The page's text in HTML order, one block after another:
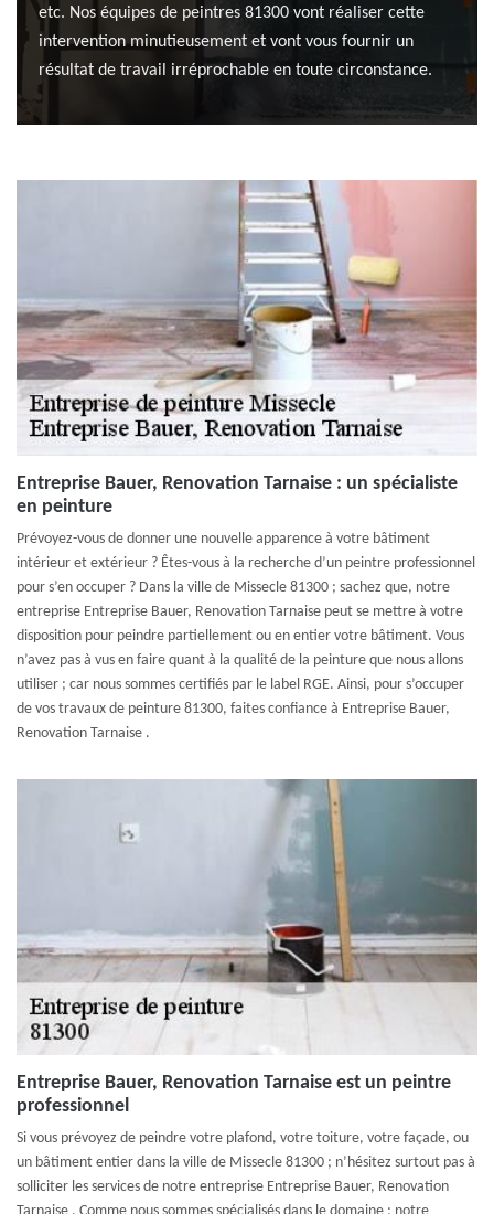
etc. Nos équipes de peintres 81300 vont réaliser cette
intervention minutieusement et vont vous fournir un
résultat de travail irréprochable en toute circonstance.
Entreprise Bauer, Renovation Tarnaise : un spécialiste
en peinture
Prévoyez-vous de donner une nouvelle apparence à votre bâtiment
intérieur et extérieur ? Êtes-vous à la recherche d’un peintre professionnel
pour s’en occuper ? Dans la ville de Missecle 81300 ; sachez que, notre
entreprise Entreprise Bauer, Renovation Tarnaise peut se mettre à votre
disposition pour peindre partiellement ou en entier votre bâtiment. Vous
n’avez pas à vus en faire quant à la qualité de la peinture que nous allons
utiliser ; car nous sommes certifiés par le label RGE. Ainsi, pour s’occuper
de vos travaux de peinture 81300, faites confiance à Entreprise Bauer,
Renovation Tarnaise .
Entreprise Bauer, Renovation Tarnaise est un peintre
professionnel
Si vous prévoyez de peindre votre plafond, votre toiture, votre façade, ou
un bâtiment entier dans la ville de Missecle 81300 ; n’hésitez surtout pas à
solliciter les services de notre entreprise Entreprise Bauer, Renovation